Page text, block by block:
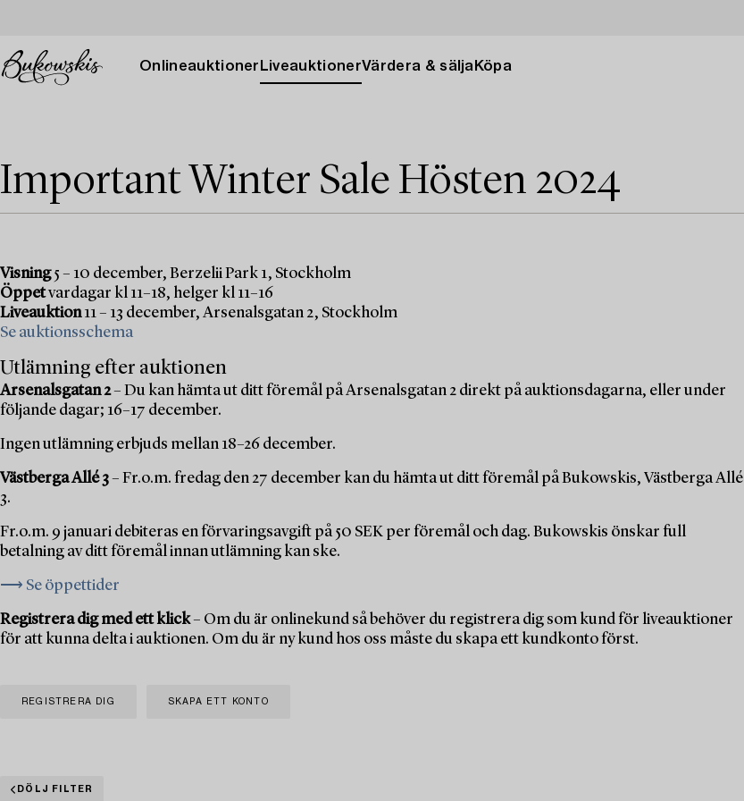
Onlineauktioner LiveauktionerVärdera & sälja Köpa
Important Winter Sale Hösten 2024
Visning5 – 10 december, Berzelii Park 1, Stockholm
Öppetvardagar kl 11–18, helger kl 11–16
Liveauktion11 – 13 december, Arsenalsgatan 2, Stockholm
Se auktionsschema
Utlämning efter auktionen
Arsenalsgatan 2– Du kan hämta ut ditt föremål på Arsenalsgatan 2 direkt på auktionsdagarna, eller under
följande dagar; 16–17 december.
Ingen utlämning erbjuds mellan 18–26 december.
Västberga Allé 3– Fr.o.m. fredag den 27 december kan du hämta ut ditt föremål på Bukowskis, Västberga Allé
3.
Fr.o.m. 9 januari debiteras en förvaringsavgift på 50 SEK per föremål och dag. Bukowskis önskar full
betalning av ditt föremål innan utlämning kan ske.
⟶ Se öppettider
Registrera dig med ett klick– Om du är onlinekund så behöver du registrera dig som kund för liveauktioner
för att kunna delta i auktionen. Om du är ny kund hos oss måste du skapa ett kundkonto först.
REGISTRERA DIG SKAPA ETT KONTO
DÖLJ FILTER